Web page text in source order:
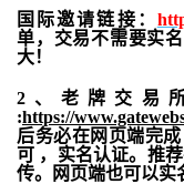
国际邀请链接：
单，交易不需要实
大！
2、老牌交易
:https://
后务必在网页端完
可 ，实名认证。推
传。网页端也可以实